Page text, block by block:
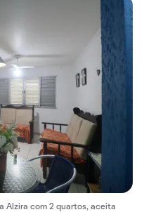
Alzira com 2 quartos, aceita